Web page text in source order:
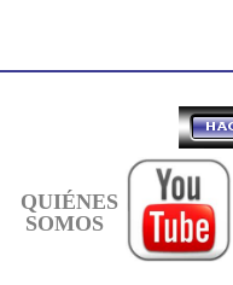
QUIÉNES
SOMOS